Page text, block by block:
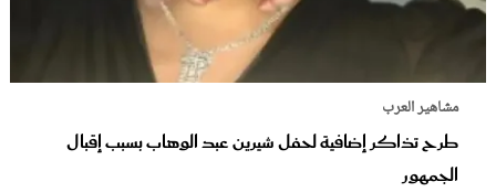
مشاهير العرب
طرح تذاكر إضافية لحفل شيرين عبد الوهاب بسبب إقبال
الجمهور